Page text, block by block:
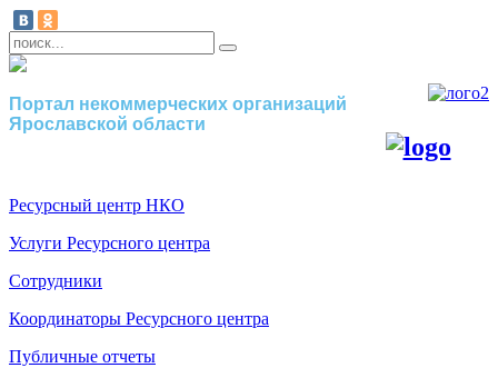
Портал некоммерческих организаций
Ярославской области
Ресурсный центр НКО
Услуги Ресурсного центра
Сотрудники
Координаторы Ресурсного центра
Публичные отчеты